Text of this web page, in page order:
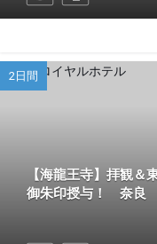
2日間
【海龍王寺】拝観＆
御朱印授与！ 奈良